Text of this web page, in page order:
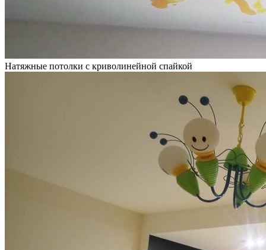
Натяжные потолки с криволинейной спайкой